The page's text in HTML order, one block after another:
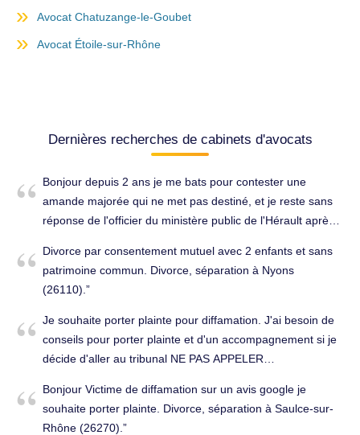
Avocat Chatuzange-le-Goubet
Avocat Étoile-sur-Rhône
Dernières recherches de cabinets d'avocats
Bonjour depuis 2 ans je me bats pour contester une
amande majorée qui ne met pas destiné, et je reste sans
réponse de l'officier du ministère public de l'Hérault après
les mois je reçois des relances d'avis de prélèvement sur
salaire, sauf que j'ai toute les preuves en ma possession
ainsi qu'une plainte en gendarmerie pour usurpation
d'identité. Je ne sais plus quoi faire Cordialement. Routier,
permis à Saint-Rambert-d'Albon (26140).
Divorce par consentement mutuel avec 2 enfants et sans
patrimoine commun. Divorce, séparation à Nyons
(26110).
Je souhaite porter plainte pour diffamation. J'ai besoin de
conseils pour porter plainte et d'un accompagnement si je
décide d'aller au tribunal NE PAS APPELER
L'ÉTRANGER. JE RENTRE LE 18 AVRIL EN FRANCE.
Droit pénal à Les Pilles (26110).
Bonjour Victime de diffamation sur un avis google je
souhaite porter plainte. Divorce, séparation à Saulce-sur-
Rhône (26270).